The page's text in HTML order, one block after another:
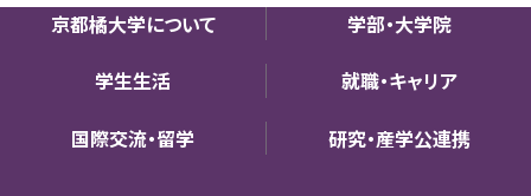
京都橘大学について 学部・大学院
学生生活 就職・キャリア
国際交流・留学 研究・産学公連携